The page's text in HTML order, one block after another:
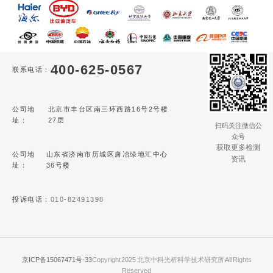
联系电话： 400-625-0567
公司地
址：
北京市丰台区南三环西路16号2号楼
27层
公司地
址：
山东省济南市历城区唐冶绿地汇中心
36号楼
投诉电话： 010-82491398
扫码关注微信公
众号
获取更多检测
资讯
京ICP备15067471号-33Copyright 2025 北京中科光析科学技术研究所 All Rights
Reserved